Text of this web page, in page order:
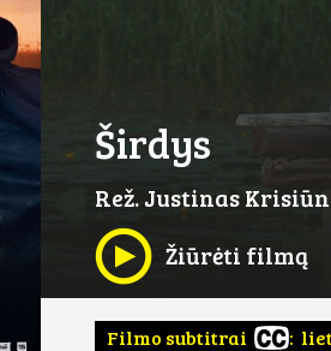
Širdys
Rež. Justinas
Žiūrėti filmą
Filmo subtitrai :